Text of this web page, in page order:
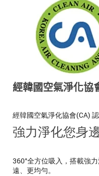
經韓國空氣淨化協
經韓國空氣淨化協會(CA)
強力淨化您身
360°全方位吸入，搭載強
遠、更均勻。